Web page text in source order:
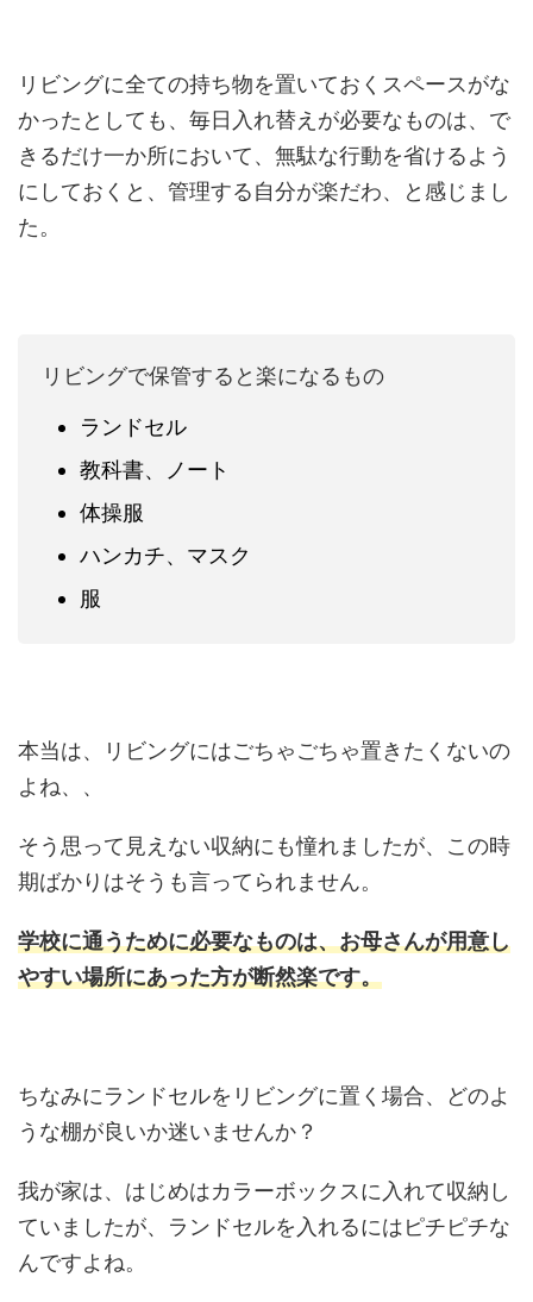
リビングに全ての持ち物を置いておくスペースがな
かったとしても、毎日入れ替えが必要なものは、で
きるだけ一か所において、無駄な行動を省けるよう
にしておくと、管理する自分が楽だわ、と感じまし
た。
リビングで保管すると楽になるもの
ランドセル
教科書、ノート
体操服
ハンカチ、マスク
服
本当は、リビングにはごちゃごちゃ置きたくないの
よね、、
そう思って見えない収納にも憧れましたが、この時
期ばかりはそうも言ってられません。
学校に通うために必要なものは、お母さんが用意し
やすい場所にあった方が断然楽です。
ちなみにランドセルをリビングに置く場合、どのよ
うな棚が良いか迷いませんか？
我が家は、はじめはカラーボックスに入れて収納し
ていましたが、ランドセルを入れるにはピチピチな
んですよね。